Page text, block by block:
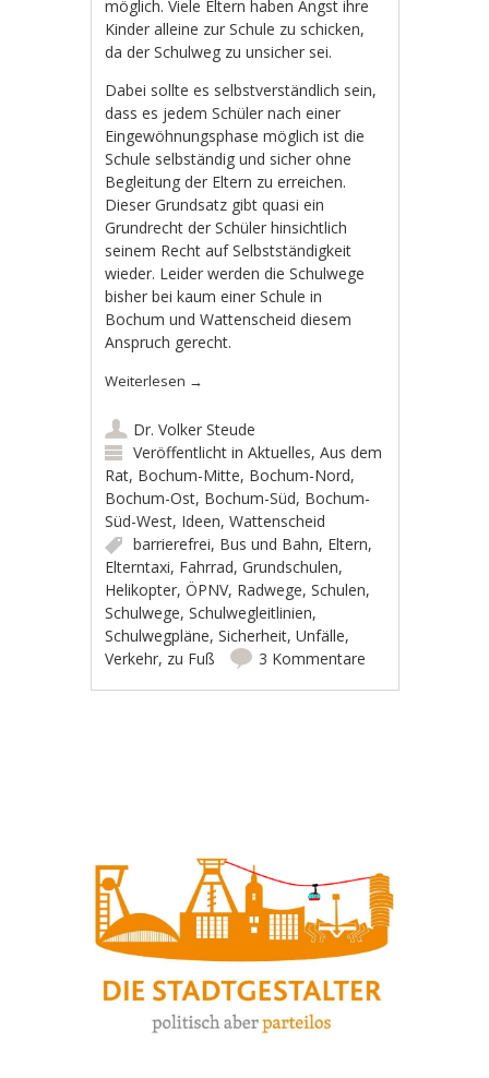
möglich. Viele Eltern haben Angst ihre
Kinder alleine zur Schule zu schicken,
da der Schulweg zu unsicher sei.
Dabei sollte es selbstverständlich sein,
dass es jedem Schüler nach einer
Eingewöhnungsphase möglich ist die
Schule selbständig und sicher ohne
Begleitung der Eltern zu erreichen.
Dieser Grundsatz gibt quasi ein
Grundrecht der Schüler hinsichtlich
seinem Recht auf Selbstständigkeit
wieder. Leider werden die Schulwege
bisher bei kaum einer Schule in
Bochum und Wattenscheid diesem
Anspruch gerecht.
Weiterlesen →
Dr. Volker Steude
Veröffentlicht inAktuelles,Aus dem
Rat, Bochum-Mitte, Bochum-Nord,
Bochum-Ost, Bochum-Süd, Bochum-
Süd-West, Ideen,Wattenscheid
barrierefrei, Bus und Bahn, Eltern,
Elterntaxi, Fahrrad,Grundschulen,
Helikopter,ÖPNV, Radwege,Schulen,
Schulwege,Schulwegleitlinien,
Schulwegpläne,Sicherheit,Unfälle,
Verkehr, zu Fuß 3 Kommentare